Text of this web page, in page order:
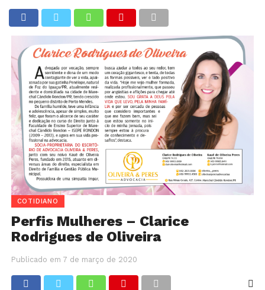
COTIDIANO
Perfis Mulheres – Clarice
Rodrigues de Oliveira
Publicado em 7 de março de 2020